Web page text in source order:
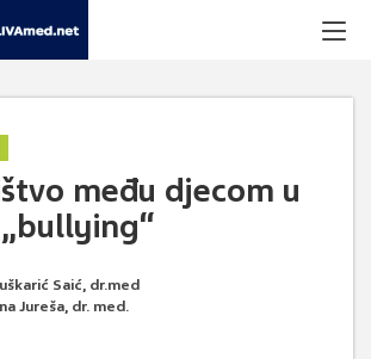
među djecom u
Saić, dr.med
Jureša, dr. med.